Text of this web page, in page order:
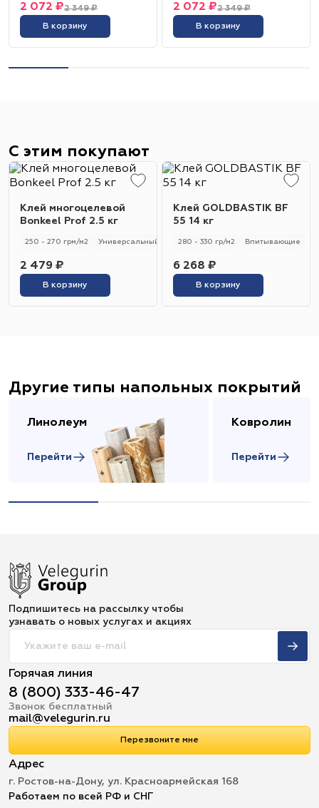
2 349 ₽
2 072 ₽
В корзину
2 349 ₽
2 072 ₽
В корзину
С этим покупают
Клей многоцелевой
Bonkeel Prof 2.5 кг
250 - 270 грм/м2 Универсальный 250 - 270 гр/м2
2 479 ₽
В корзину
Клей GOLDBASTIK BF
55 14 кг
280 - 330 гр/м2 Впитывающие
6 268 ₽
В корзину
Другие типы напольных покрытий
Линолеум
Перейти
Ковролин
Перейти
Подпишитесь на рассылку чтобы
узнавать о новых услугах и акциях
Горячая линия
8 (800) 333-46-47
Звонок бесплатный
mail@velegurin.ru
Перезвоните мне
Адрес
г. Ростов-на-Дону, ул. Красноармейская 168
Работаем по всей РФ и СНГ